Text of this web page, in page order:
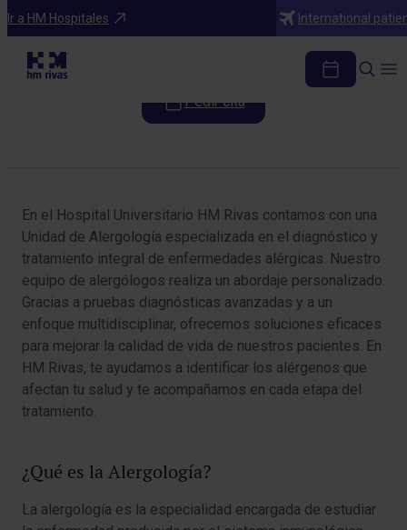
Ir a HM Hospitales International
Especialidades
Alergología
Pedir cita
En el Hospital Universitario HM Rivas contamos con una
Unidad de Alergología especializada en el diagnóstico y
tratamiento integral de enfermedades alérgicas. Nuestro
equipo de alergólogos realiza un abordaje personalizado.
Gracias a pruebas diagnósticas avanzadas y a un
enfoque multidisciplinar, ofrecemos soluciones eficaces
para mejorar la calidad de vida de nuestros pacientes. En
HM Rivas, te ayudamos a identificar los alérgenos que
afectan tu salud y te acompañamos en cada etapa del
tratamiento.
¿Qué es la Alergología?
La alergología es la especialidad encargada de estudiar